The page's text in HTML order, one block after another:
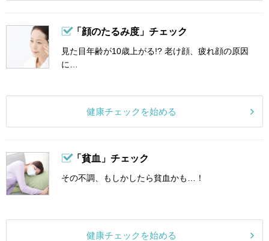
「顔のたるみ度」チェック
見た目年齢が10歳上がる!? 老け顔、疲れ顔の原因
に…
健康チェックを始める
「貧血」チェック
その不調、もしかしたら貧血かも…！
健康チェックを始める